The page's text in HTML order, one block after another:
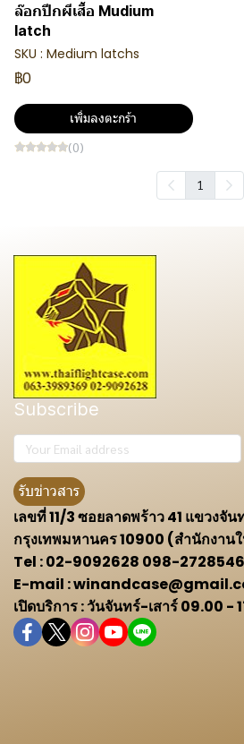
ล๊อกปีกผีเสื้อ Mudium
latch
SKU : Medium latchs
฿0
เพิ่มลงตะกร้า
(0)
1
Subscribe
รับข่าวสาร
เลขที่ 11/3 ซอยลาดพร้าว 41 แขวงจั
กรุงเทพมหานคร 10900 (สำนักงาน
Tel : 02-9092628 098-
E-mail :
เปิดบริการ : วันจันทร์-เสาร์ 09.00 -